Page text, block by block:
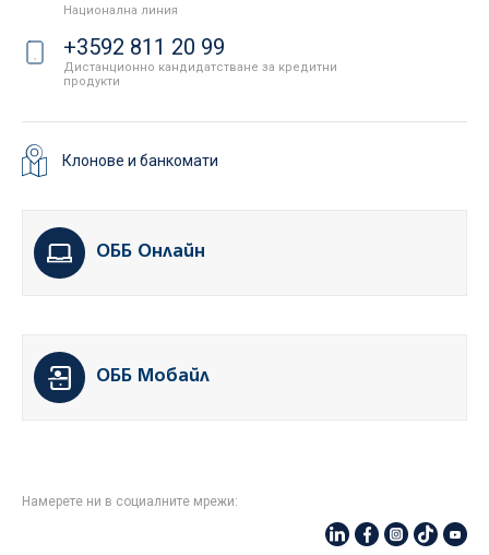
Национална линия
+3592 811 20 99
Дистанционно кандидатстване за кредитни
продукти
Клонове и банкомати
ОББ Онлайн
ОББ Мобайл
Намерете ни в социалните мрежи: